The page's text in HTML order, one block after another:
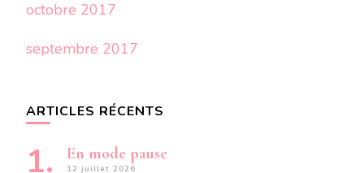
octobre 2017
septembre 2017
ARTICLES RÉCENTS
En mode pause
12 juillet 2026